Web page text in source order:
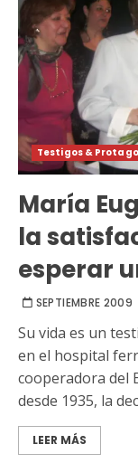
Testigos &
María
la
esperar
SEPTIEMBRE 2009
Su vida es un
en el hospital
cooperadora del
desde 1935, la
LEER MÁS